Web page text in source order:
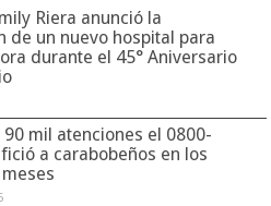
Riera anunció la
de un nuevo hospital para
durante el 45° Aniversario
90 mil atenciones el 0800-
a carabobeños en los